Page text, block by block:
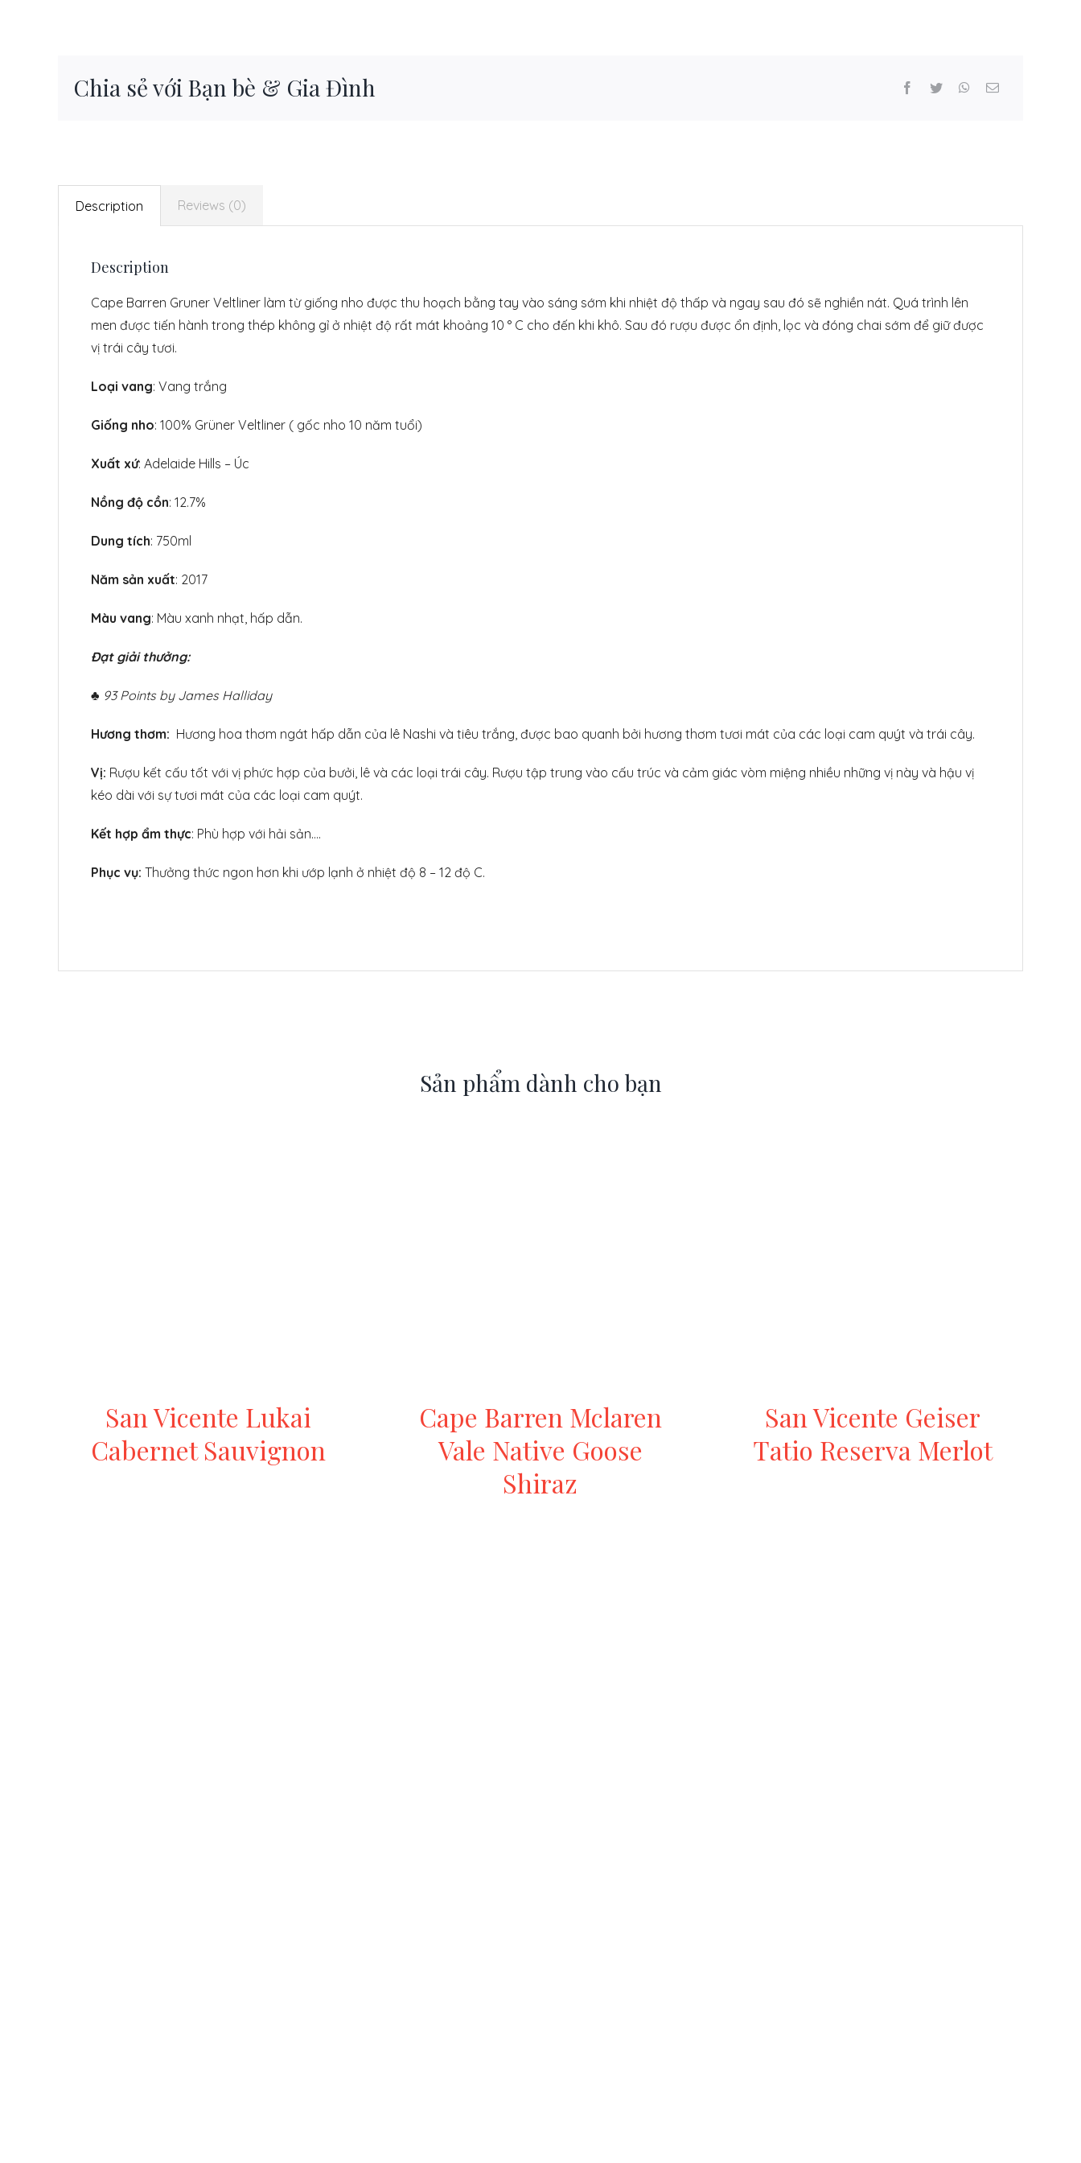
Chia sẻ với Bạn bè & Gia Đình
Description Reviews (0)
Description
Cape Barren Gruner Veltliner làm từ giống nho được thu hoạch bằng tay vào sáng sớm khi nhiệt độ thấp và ngay sau đó sẽ nghiền nát. Quá trình lên
men được tiến hành trong thép không gỉ ở nhiệt độ rất mát khoảng 10 ° C cho đến khi khô. Sau đó rượu được ổn định, lọc và đóng chai sớm để giữ được
vị trái cây tươi.
Loại vang: Vang trắng
Giống nho: 100% Grüner Veltliner ( gốc nho 10 năm tuổi)
Xuất xứ: Adelaide Hills – Úc
Nồng độ cồn: 12.7%
Dung tích: 750ml
Năm sản xuất: 2017
Màu vang: Màu xanh nhạt, hấp dẫn.
Đạt giải thưởng:
♣ 93 Points by James Halliday
Hương thơm: Hương hoa thơm ngát hấp dẫn của lê Nashi và tiêu trắng, được bao quanh bởi hương thơm tươi mát của các loại cam quýt và trái cây.
Vị: Rượu kết cấu tốt với vị phức hợp của bưởi, lê và các loại trái cây. Rượu tập trung vào cấu trúc và cảm giác vòm miệng nhiều những vị này và hậu vị
kéo dài với sự tươi mát của các loại cam quýt.
Kết hợp ẩm thực: Phù hợp với hải sản….
Phục vụ: Thưởng thức ngon hơn khi ướp lạnh ở nhiệt độ 8 – 12 độ C.
Sản phẩm dành cho bạn
San Vicente Lukai
Cabernet Sauvignon
Cape Barren Mclaren
Vale Native Goose
Shiraz
San Vicente Geiser
Tatio Reserva Merlot